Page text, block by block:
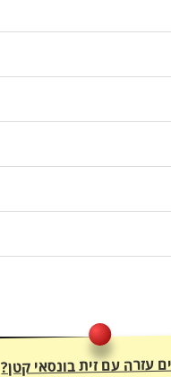
עזרה עם זית בונסאי קטן?